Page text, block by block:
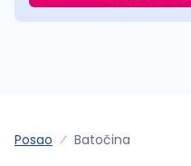
Posao Batočina